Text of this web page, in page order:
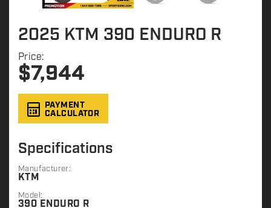
2025 KTM 390 ENDURO R
Price:
$7,944
PAYMENT
CALCULATOR
Specifications
Manufacturer:
KTM
Model:
390 ENDURO R